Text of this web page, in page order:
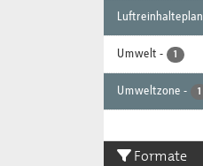
Luftreinhalteplan
Umwelt - 1
Umweltzone - 1
Formate